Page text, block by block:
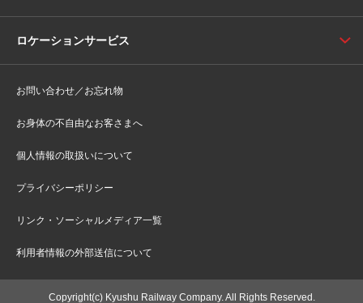
ロケーションサービス
お問い合わせ／お忘れ物
お身体の不自由なお客さまへ
個人情報の取扱いについて
プライバシーポリシー
リンク・ソーシャルメディア一覧
利用者情報の外部送信について
Copyright(c) Kyushu Railway Company. All Rights Reserved.